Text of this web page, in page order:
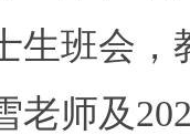
生班会
老师及